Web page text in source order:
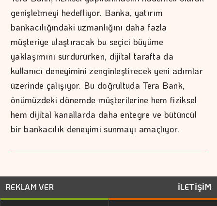
genişletmeyi hedefliyor. Banka, yatırım
bankacılığındaki uzmanlığını daha fazla
müşteriye ulaştıracak bu seçici büyüme
yaklaşımını sürdürürken, dijital tarafta da
kullanıcı deneyimini zenginleştirecek yeni adımlar
üzerinde çalışıyor. Bu doğrultuda Tera Bank,
önümüzdeki dönemde müşterilerine hem fiziksel
hem dijital kanallarda daha entegre ve bütüncül
bir bankacılık deneyimi sunmayı amaçlıyor.
REKLAM VER İLETİŞİM